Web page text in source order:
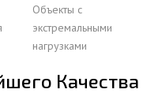
Объекты с
экстремальными
нагрузками
Качества